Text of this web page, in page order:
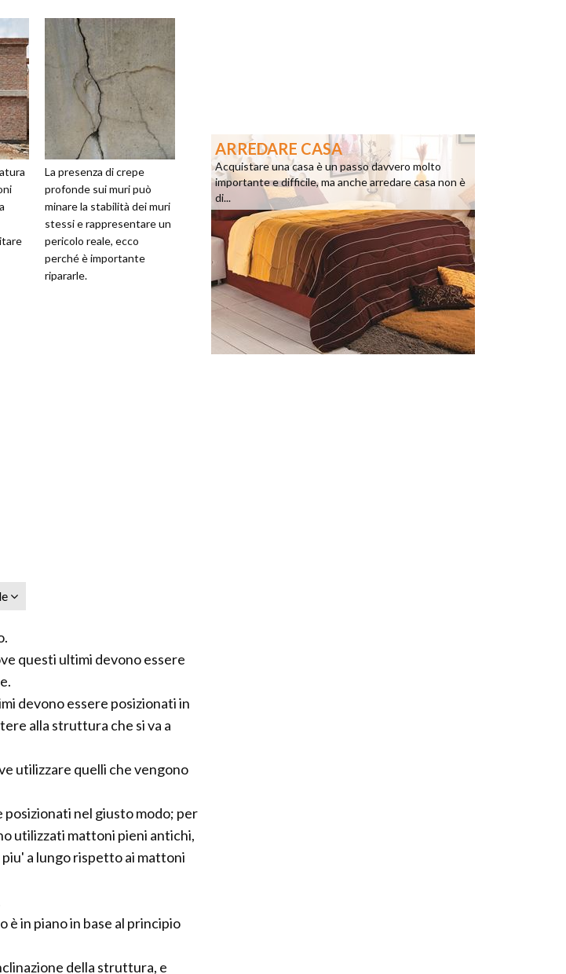
La presenza di crepe
profonde sui muri può
minare la stabilità dei muri
stessi e rappresentare un
pericolo reale, ecco
perché è importante
ripararle.
questi ultimi devono essere
devono essere posizionati in
alla struttura che si va a
utilizzare quelli che vengono
nel giusto modo; per
utilizzati mattoni pieni antichi,
a lungo rispetto ai mattoni
è in piano in base al principio
della struttura, e
ARREDARE CASA
Acquistare una casa è un passo davvero molto
importante e difficile, ma anche arredare casa non è
di...